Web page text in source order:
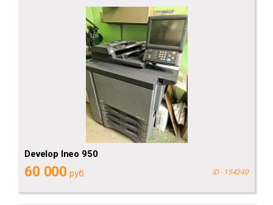
Develop Ineo 950
60 000 руб. ID - 154240